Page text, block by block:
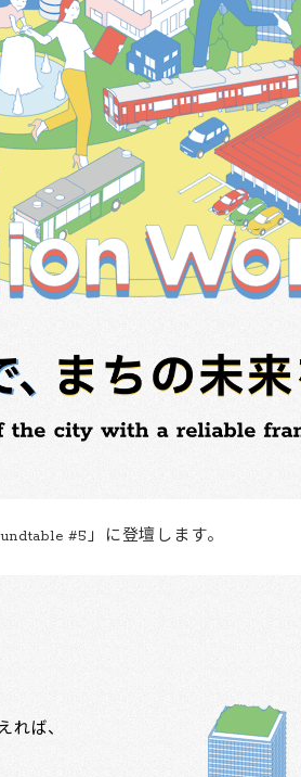
#5」に登壇します。
れば、